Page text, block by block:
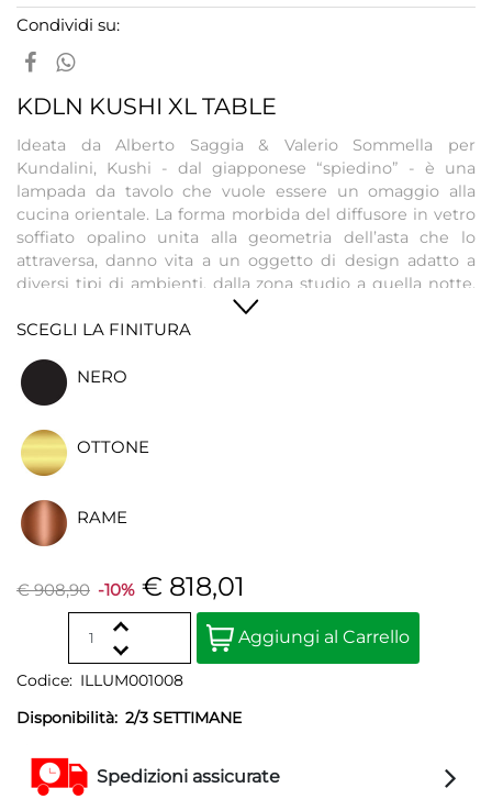
Condividi su:
KDLN KUSHI XL TABLE
Ideata da Alberto Saggia & Valerio Sommella per
Kundalini, Kushi - dal giapponese “spiedino” - è una
lampada da tavolo che vuole essere un omaggio alla
cucina orientale. La forma morbida del diffusore in vetro
soffiato opalino unita alla geometria dell’asta che lo
attraversa, danno vita a un oggetto di design adatto a
diversi tipi di ambienti, dalla zona studio a quella notte,
dalla terrazza al soggiorno, per illuminare con una luce
diffusa ogni angolo della propria casa.
SCEGLI LA FINITURA
NERO
OTTONE
RAME
€ 908,90 -10% € 818,01
Quantità
Aggiungi al Carrello
Codice: ILLUM001008
Disponibilità: 2/3 SETTIMANE
Spedizioni assicurate